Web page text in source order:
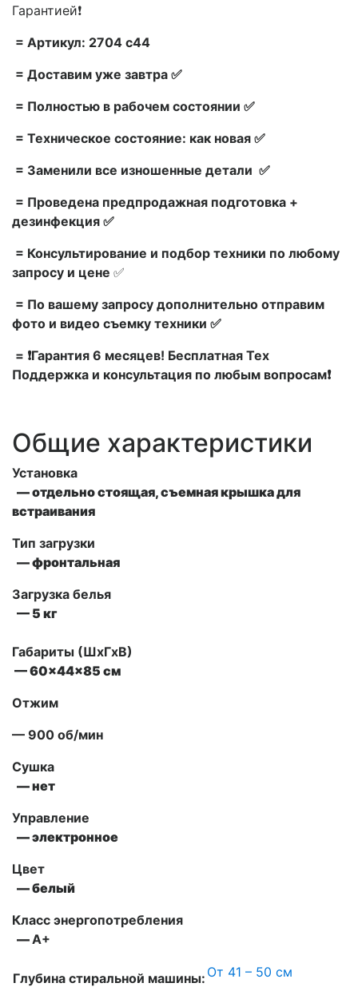
Гарантией❗
= Артикул: 2704 c44
= Доставим уже завтра ✅
= Полностью в рабочем состоянии ✅
= Техническое состояние: как новая ✅
= Заменили все изношенные детали ✅
= Проведена предпродажная подготовка +
дезинфекция ✅
= Консультирование и подбор техники по любому
запросу и цене ✅
= По вашему запросу дополнительно отправим
фото и видео съемку техники ✅
= ❗Гарантия 6 месяцев! Бесплатная Тех
Поддержка и консультация по любым вопросам❗
Общие характеристики
Установка
— отдельно стоящая, съемная крышка для
встраивания
Тип загрузки
— фронтальная
Загрузка белья
— 5 кг
Габариты (ШxГxВ)
— 60x44x85 см
Отжим
— 900 об/мин
Сушка
— нет
Управление
— электронное
Цвет
— белый
Класс энергопотребления
—А+
Глубина стиральной машины: От 41 – 50 см